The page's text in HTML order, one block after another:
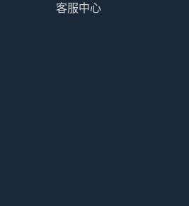
客服中心